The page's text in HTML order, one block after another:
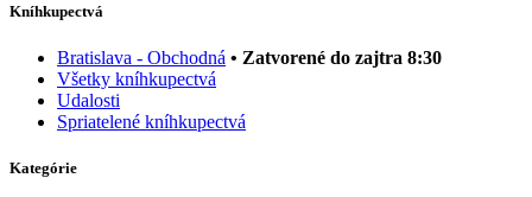
Kníhkupectvá
Bratislava - Obchodná • Zatvorené do zajtra 8:30
Všetky kníhkupectvá
Udalosti
Spriatelené kníhkupectvá
Kategórie